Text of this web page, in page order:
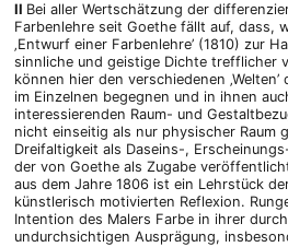
II Bei aller Wertschätzung der
Farbenlehre seit Goethe fällt auf, dass,
‚Entwurf einer Farbenlehre’ (1810) zur
sinnliche und geistige Dichte trefflicher
können hier den verschiedenen
im Einzelnen begegnen und in ihnen
interessierenden Raum- und
nicht einseitig als nur physischer Raum
Dreifaltigkeit als Daseins-,
der von Goethe als Zugabe
aus dem Jahre 1806 ist ein Lehrstück
künstlerisch motivierten Reflexion.
Intention des Malers Farbe in ihrer
undurchsichtigen Ausprägung,